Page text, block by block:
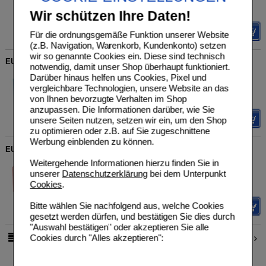
Wir schützen Ihre Daten!
Für die ordnungsgemäße Funktion unserer Website
(z.B. Navigation, Warenkorb, Kundenkonto) setzen
wir so genannte Cookies ein. Diese sind technisch
notwendig, damit unser Shop überhaupt funktioniert.
Darüber hinaus helfen uns Cookies, Pixel und
vergleichbare Technologien, unsere Website an das
von Ihnen bevorzugte Verhalten im Shop
anzupassen. Die Informationen darüber, wie Sie
unsere Seiten nutzen, setzen wir ein, um den Shop
zu optimieren oder z.B. auf Sie zugeschnittene
Werbung einblenden zu können.
Weitergehende Informationen hierzu finden Sie in
unserer Datenschutzerklärungbei dem Unterpunkt
Cookies.
Bitte wählen Sie nachfolgend aus, welche Cookies
gesetzt werden dürfen, und bestätigen Sie dies durch
"Auswahl bestätigen" oder akzeptieren Sie alle
Cookies durch "Alles akzeptieren":
Grundpreis
Details
EUCERIN UreaRepair Sanftes Duschgel 5% Nachf.Btl.
Beiersdorf AG Eucerin
19116202
ml
UVP**
Unser Preis*
Sie sparen
Grundpreis
Details
EUCERIN pH5 Duschgel & Öl empfindliche Haut NF
Beiersdorf AG Eucerin
19343317
400
UVP**
Unser Preis*
Details
pro Seite